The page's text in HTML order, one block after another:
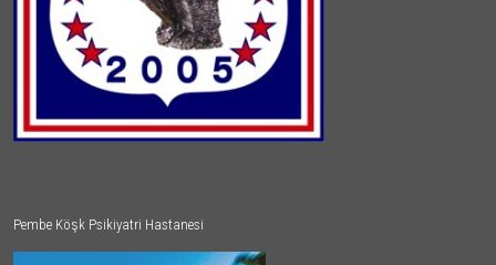
Pembe Köşk Psikiyatri Hastanesi